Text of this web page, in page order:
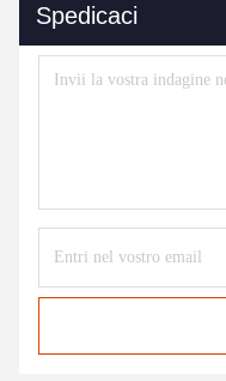
Spedicaci